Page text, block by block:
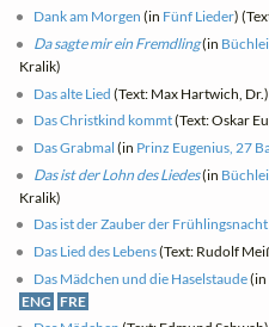
Dank am Morgen (in Fünf Lieder)
Da sagte mir ein Fremdling(in
Kralik)
Das alte Lied (Text: Max Hartwich, Dr.)
Das Christkind kommt(Text: Oskar
Das Grabmal (in Prinz Eugenius, 27
Das ist der Lohn des Liedes(in
Kralik)
Das ist der Zauber der Frühlingsnacht
Das Lied des Lebens(Text: Rudolf
Das Mädchen und die Haselstaude(in
ENG FRE